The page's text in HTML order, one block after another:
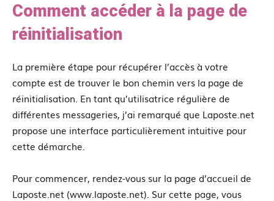
Comment accéder à la page de
réinitialisation
La première étape pour récupérer l’accès à votre
compte est de trouver le bon chemin vers la page de
réinitialisation. En tant qu’utilisatrice régulière de
différentes messageries, j’ai remarqué que Laposte.net
propose une interface particulièrement intuitive pour
cette démarche.
Pour commencer, rendez-vous sur la page d’accueil de
Laposte.net (www.laposte.net). Sur cette page, vous